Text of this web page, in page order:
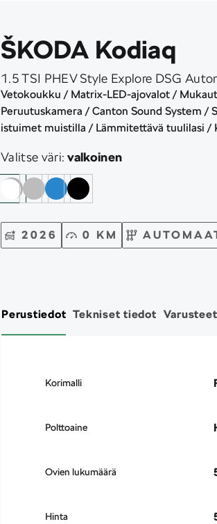
ŠKODA Kodiaq
1.5 TSI PHEV Style Explore DSG
Vetokoukku / Matrix-LED-ajovalot /
Peruutuskamera / Canton Sound System /
istuimet muistilla / Lämmitettävä tuulilasi /
Valitse väri:valkoinen
2026 0 KM
Perustiedot Tekniset tiedot Varusteet
Korimalli
Polttoaine
Ovien lukumäärä
Hinta